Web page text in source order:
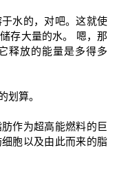
水的，对吧。这就使
存大量的水。 嗯，那
释放的能量是多得多
划算。
作为超高能燃料的巨
胞以及由此而来的脂